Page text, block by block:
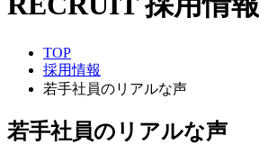
TOP
採用情報
若手社員のリアルな声
若手社員のリアルな声